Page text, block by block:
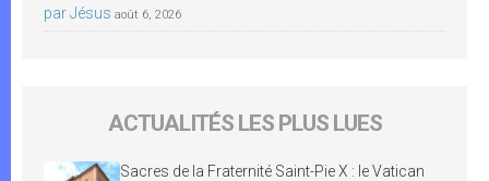
par Jésus août 6, 2026
ACTUALITÉS LES PLUS LUES
Sacres de la Fraternité Saint-Pie X : le Vatican